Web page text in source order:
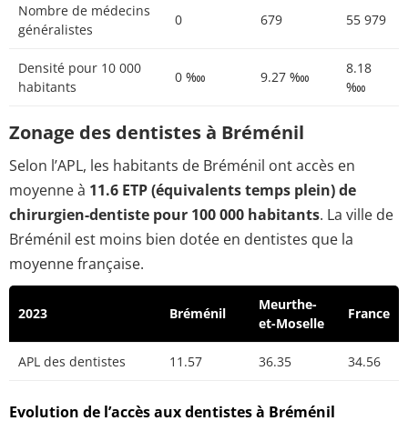
Nombre de médecins
généralistes
0 679 55 979
Densité pour 10 000
habitants
0 ‱ 9.27 ‱
8.18
‱
Zonage des dentistes à Bréménil
Selon l’APL, les habitants de Bréménil ont accès en
moyenne à 11.6 ETP (équivalents temps plein) de
chirurgien-dentiste pour 100 000 habitants. La ville de
Bréménil est moins bien dotée en dentistes que la
moyenne française.
2023 Bréménil
Meurthe-
et-Moselle
France
APL des dentistes 11.57 36.35 34.56
Evolution de l’accès aux dentistes à Bréménil